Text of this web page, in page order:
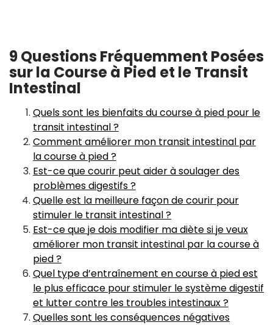
9 Questions Fréquemment Posées
sur la Course à Pied et le Transit
Intestinal
Quels sont les bienfaits du course à pied pour le
transit intestinal ?
Comment améliorer mon transit intestinal par
la course à pied ?
Est-ce que courir peut aider à soulager des
problèmes digestifs ?
Quelle est la meilleure façon de courir pour
stimuler le transit intestinal ?
Est-ce que je dois modifier ma diète si je veux
améliorer mon transit intestinal par la course à
pied ?
Quel type d’entraînement en course à pied est
le plus efficace pour stimuler le système digestif
et lutter contre les troubles intestinaux ?
Quelles sont les conséquences négatives